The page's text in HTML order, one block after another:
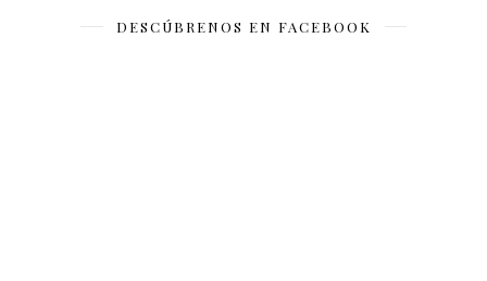
DESCÚBRENOS EN FACEBOOK